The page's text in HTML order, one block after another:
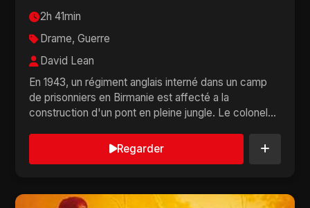
2h 41min
Drame, Guerre
David Lean
En 1943, un régiment anglais interné dans un camp
de prisonniers en Birmanie est affecté a la
construction d'un pont en pleine jungle. Le colonel
Regarder